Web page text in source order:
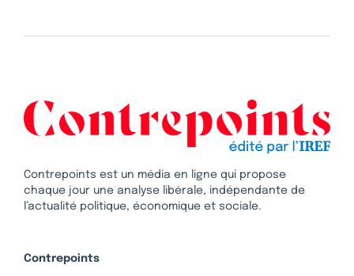
Contrepoints est un média en ligne qui propose
chaque jour une analyse libérale, indépendante de
l’actualité politique, économique et sociale.
Contrepoints